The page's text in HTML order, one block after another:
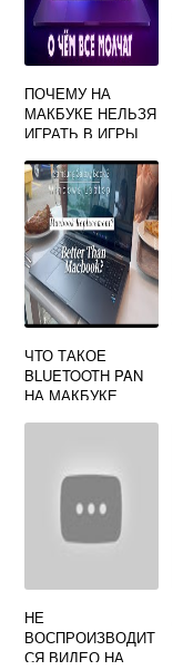
ПОЧЕМУ НА
МАКБУКЕ НЕЛЬЗЯ
ИГРАТЬ В ИГРЫ
ЧТО ТАКОЕ
BLUETOOTH PAN
НА МАКБУКЕ
НЕ
ВОСПРОИЗВОДИТ
СЯ ВИДЕО НА